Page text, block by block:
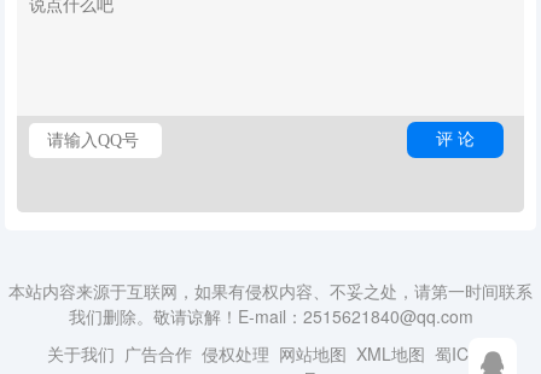
本站内容来源于互联网，如果有侵权内容、不妥之处，请第一时间联系
我们删除。敬请谅解！E-mail：2515621840@qq.com
关于我们 广告合作 侵权处理 网站地图 XML地图 蜀ICP备